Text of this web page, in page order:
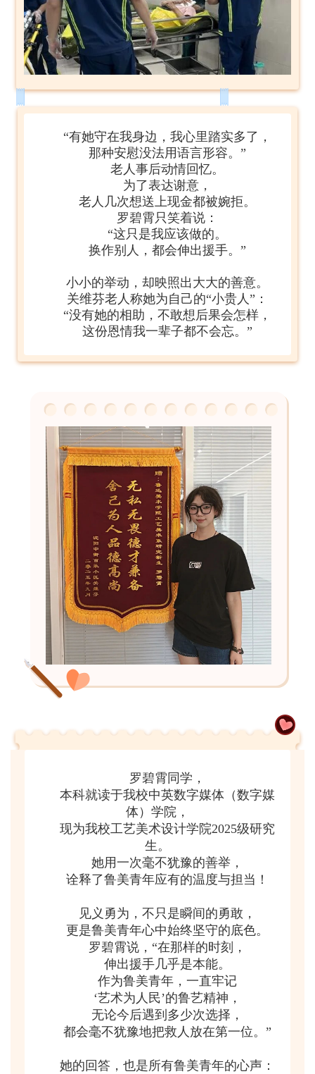
“有她守在我身边，我心里踏实多了，
那种安慰没法用语言形容。”
老人事后动情回忆。
为了表达谢意，
老人几次想送上现金都被婉拒。
罗碧霄只笑着说：
“这只是我应该做的。
换作别人，都会伸出援手。”
小小的举动，却映照出大大的善意。
关维芬老人称她为自己的“小贵人”：
“没有她的相助，不敢想后果会怎样，
这份恩情我一辈子都不会忘。”
罗碧霄同学，
本科就读于我校中英数字媒体（数字媒
体）学院，
现为我校工艺美术设计学院2025级研究
生。
她用一次毫不犹豫的善举，
诠释了鲁美青年应有的温度与担当！
见义勇为，不只是瞬间的勇敢，
更是鲁美青年心中始终坚守的底色。
罗碧霄说，“在那样的时刻，
伸出援手几乎是本能。
作为鲁美青年，一直牢记
‘艺术为人民’的鲁艺精神，
无论今后遇到多少次选择，
都会毫不犹豫地把救人放在第一位。”
她的回答，也是所有鲁美青年的心声：